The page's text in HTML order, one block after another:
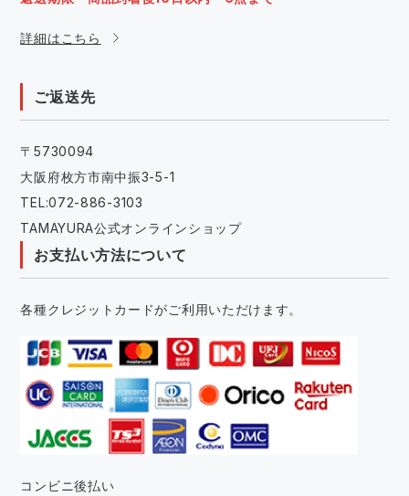
詳細はこちら
ご返送先
〒5730094
大阪府枚方市南中振3-5-1
TEL:072-886-3103
TAMAYURA公式オンラインショップ
お支払い方法について
各種クレジットカードがご利用いただけます。
コンビニ後払い